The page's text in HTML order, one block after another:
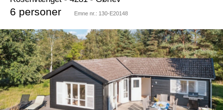
6 personer Emne nr.: 130-E20148